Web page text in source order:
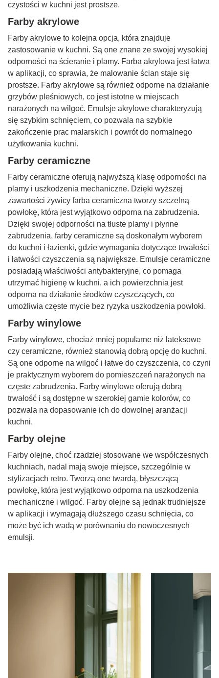
czystości w kuchni jest prostsze.
Farby akrylowe
Farby akrylowe to kolejna opcja, która znajduje
zastosowanie w kuchni. Są one znane ze swojej wysokiej
odporności na ścieranie i plamy. Farba akrylowa jest łatwa
w aplikacji, co sprawia, że malowanie ścian staje się
prostsze. Farby akrylowe są również odporne na działanie
grzybów pleśniowych, co jest istotne w miejscach
narażonych na wilgoć. Emulsje akrylowe charakteryzują
się szybkim schnięciem, co pozwala na szybkie
zakończenie prac malarskich i powrót do normalnego
użytkowania kuchni.
Farby ceramiczne
Farby ceramiczne oferują najwyższą klasę odporności na
plamy i uszkodzenia mechaniczne. Dzięki wyższej
zawartości żywicy farba ceramiczna tworzy szczelną
powłokę, która jest wyjątkowo odporna na zabrudzenia.
Dzięki swojej odporności na tłuste plamy i płynne
zabrudzenia, farby ceramiczne są doskonałym wyborem
do kuchni i łazienki, gdzie wymagania dotyczące trwałości
i łatwości czyszczenia są największe. Emulsje ceramiczne
posiadają właściwości antybakteryjne, co pomaga
utrzymać higienę w kuchni, a ich powierzchnia jest
odporna na działanie środków czyszczących, co
umożliwia częste mycie bez ryzyka uszkodzenia powłoki.
Farby winylowe
Farby winylowe, chociaż mniej popularne niż lateksowe
czy ceramiczne, również stanowią dobrą opcję do kuchni.
Są one odporne na wilgoć i łatwe do czyszczenia, co czyni
je praktycznym wyborem do pomieszczeń narażonych na
częste zabrudzenia. Farby winylowe oferują dobrą
trwałość i są dostępne w szerokiej gamie kolorów, co
pozwala na dopasowanie ich do dowolnej aranżacji
kuchni.
Farby olejne
Farby olejne, choć rzadziej stosowane we współczesnych
kuchniach, nadal mają swoje miejsce, szczególnie w
stylizacjach retro. Tworzą one twardą, błyszczącą
powłokę, która jest wyjątkowo odporna na uszkodzenia
mechaniczne i wilgoć. Farby olejne są jednak trudniejsze
w aplikacji i wymagają dłuższego czasu schnięcia, co
może być ich wadą w porównaniu do nowoczesnych
emulsji.